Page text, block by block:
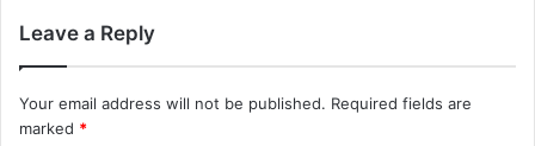
Leave a Reply
Your email address will not be published. Required fields are
marked *